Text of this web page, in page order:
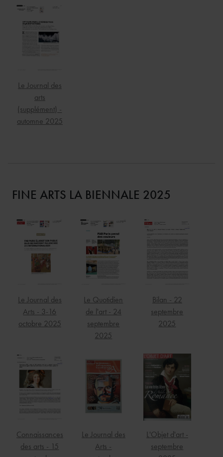
Le Journal des
arts
(supplément) -
automne 2025
FINE ARTS LA BIENNALE 2025
Le Journal des
Arts - 3-16
octobre 2025
Le Quotidien
de l'art - 24
septembre
2025
Bilan - 22
septembre
2025
Connaissances
des arts - 15
Le Journal des
Arts -
L'Objet d'art -
septembre